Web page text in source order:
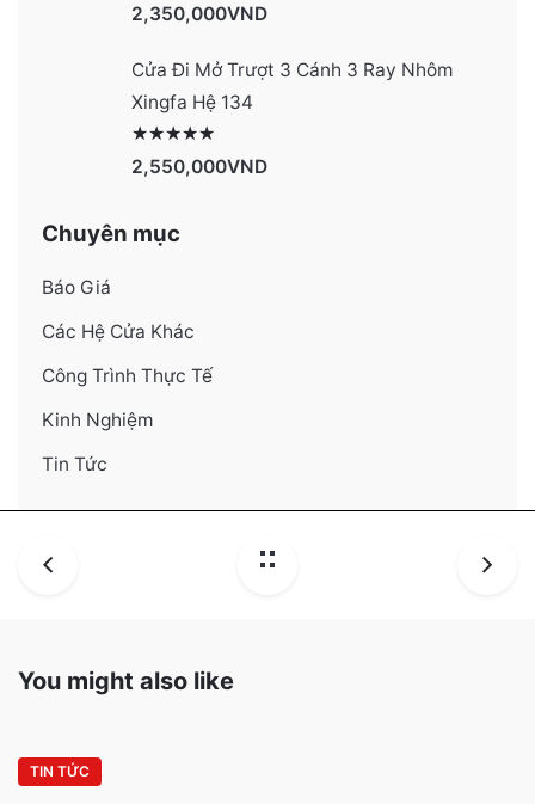
2,350,000VND
Cửa Đi Mở Trượt 3 Cánh 3 Ray Nhôm
Xingfa Hệ 134
2,550,000VND
Chuyên mục
Báo Giá
Các Hệ Cửa Khác
Công Trình Thực Tế
Kinh Nghiệm
Tin Tức
You might also like
TIN TỨC